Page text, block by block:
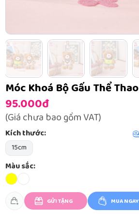
Móc Khoá Bộ Gấu Thể Thao
95.000đ
(Giá chưa bao gồm VAT)
Kích thước:
15cm
Màu sắc:
GỬI TẶNG MUA NGAY